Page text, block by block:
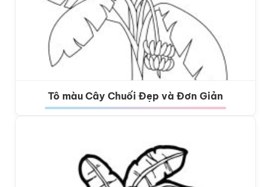
Tô màu Cây Chuối Đẹp và Đơn Giản